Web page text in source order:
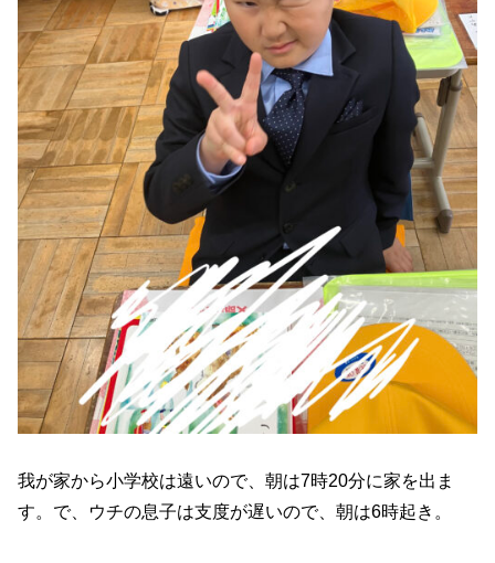
我が家から小学校は遠いので、朝は7時20分に家を出ま
す。で、ウチの息子は支度が遅いので、朝は6時起き。